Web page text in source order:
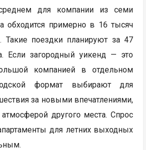
для компании из семи
обходится примерно в 16 тысяч
Такие поездки планируют за 47
Если загородный уикенд — это
компанией в отдельном
формат выбирают для
за новыми впечатлениями,
другого места. Спрос
для летних выходных